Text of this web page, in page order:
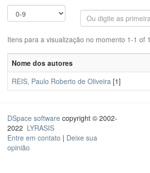
Itens para a visualização no momento 1-1 of 1
Nome dos autores
REIS, Paulo Roberto de Oliveira [1]
DSpace software copyright © 2002-
2022 LYRASIS
Entre em contato | Deixe sua
opinião